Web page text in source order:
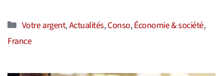
Catégories
Votre argent,Actualités,Conso,Économie & société,
France